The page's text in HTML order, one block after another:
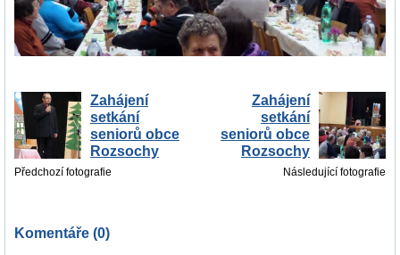
Zahájení
setkání
seniorů obce
Rozsochy
Předchozí fotografie
Zahájení
setkání
seniorů obce
Rozsochy
Následující fotografie
Komentáře (0)